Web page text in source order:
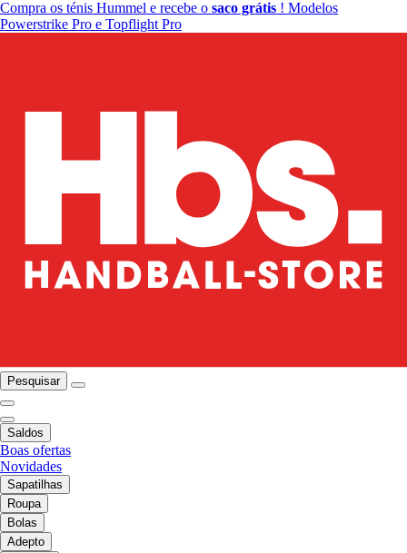
Compra os ténis Hummel e recebe o saco grátis ! Modelos
Powerstrike Pro e Topflight Pro
Pesquisar
Saldos
Boas ofertas
Novidades
Sapatilhas
Roupa
Bolas
Adepto